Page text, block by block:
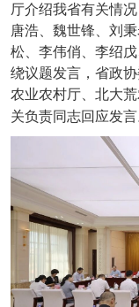
厅介绍我省有关情
唐浩、魏世锋、刘
松、李伟俏、李绍
绕议题发言，省政
农业农村厅、北大
关负责同志回应发言